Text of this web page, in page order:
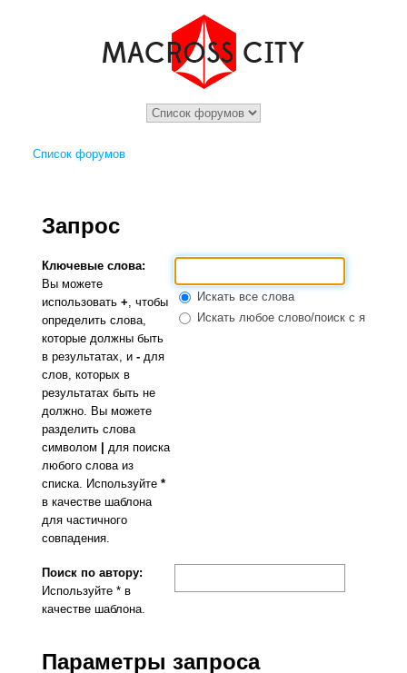
Список форумов
Запрос
Ключевые слова:
Вы можете
использовать+, чтобы
определить слова,
которые должны быть
в результатах, и- для
слов, которых в
результатах быть не
должно. Вы можете
разделить слова
символом
для поиска
любого слова из
списка. Используйте*
в качестве шаблона
для частичного
совпадения.
Искать все слова
Искать любое слово/поиск с языком
Поиск по автору:
Используйте * в
качестве шаблона.
Параметры запроса